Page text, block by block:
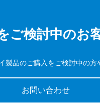
ご検討中のお
製品のご購入をご検討中の
お問い合わせ